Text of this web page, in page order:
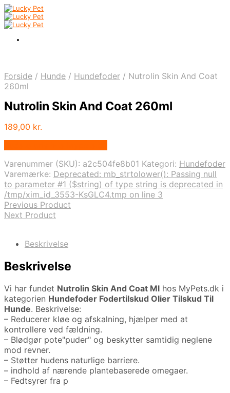
Forside / Hunde / Hundefoder / Nutrolin Skin And Coat
260ml
Nutrolin Skin And Coat 260ml
189,00 kr.
Varenummer (SKU): a2c504fe8b01 Kategori: Hundefoder
Varemærke: Deprecated: mb_strtolower(): Passing null
to parameter #1 ($string) of type string is deprecated in
/tmp/xim_id_3553-KsGLC4.tmp on line 3
Previous Product
Next Product
Beskrivelse
Beskrivelse
Vi har fundet Nutrolin Skin And Coat Ml hos MyPets.dk i
kategorien Hundefoder Fodertilskud Olier Tilskud Til
Hunde. Beskrivelse:
– Reducerer kløe og afskalning, hjælper med at
kontrollere ved fældning.
– Blødgør pote"puder" og beskytter samtidig neglene
mod revner.
– Støtter hudens naturlige barriere.
– indhold af nærende plantebaserede omegaer.
– Fedtsyrer fra p